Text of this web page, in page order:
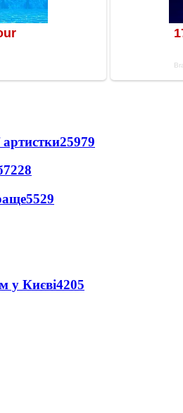
25979
7228
5529
у Києві4205